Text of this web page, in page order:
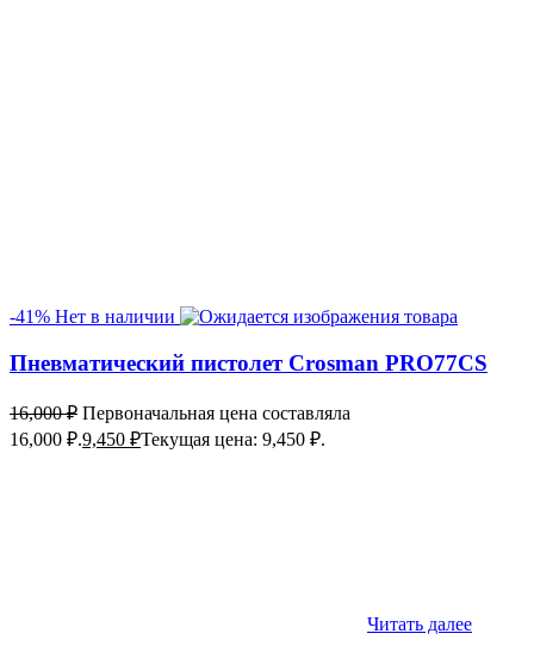
-41% Нет в наличии
Пневматический пистолет Crosman PRO77CS
16,000₽ Первоначальная цена составляла
16,000 ₽.9,450 ₽Текущая цена: 9,450 ₽.
Читать далее